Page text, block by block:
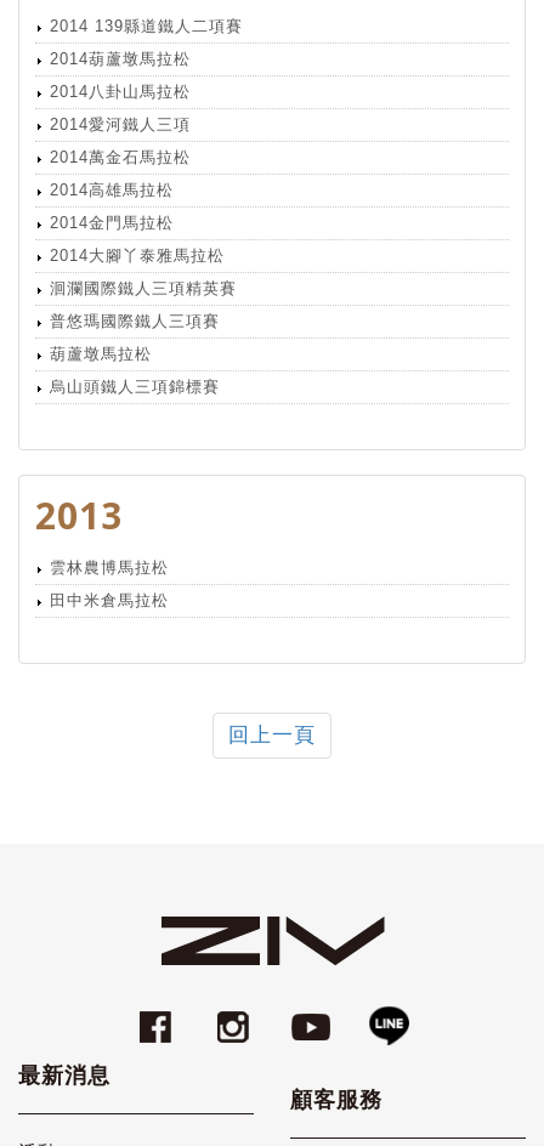
2014 139縣道鐵人二項賽
2014葫蘆墩馬拉松
2014八卦山馬拉松
2014愛河鐵人三項
2014萬金石馬拉松
2014高雄馬拉松
2014金門馬拉松
2014大腳丫泰雅馬拉松
洄瀾國際鐵人三項精英賽
普悠瑪國際鐵人三項賽
葫蘆墩馬拉松
烏山頭鐵人三項錦標賽
2013
雲林農博馬拉松
田中米倉馬拉松
回上一頁
最新消息
顧客服務